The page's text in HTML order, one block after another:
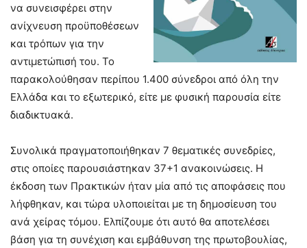
να συνεισφέρει στην
ανίχνευση προϋποθέσεων
και τρόπων για την
αντιμετώπισή του. Το
παρακολούθησαν περίπου 1.400 σύνεδροι από όλη την
Ελλάδα και το εξωτερικό, είτε με φυσική παρουσία είτε
διαδικτυακά.
Συνολικά πραγματοποιήθηκαν 7 θεματικές συνεδρίες,
στις οποίες παρουσιάστηκαν 37+1 ανακοινώσεις. Η
έκδοση των Πρακτικών ήταν μία από τις αποφάσεις που
λήφθηκαν, και τώρα υλοποιείται με τη δημοσίευση του
ανά χείρας τόμου. Ελπίζουμε ότι αυτό θα αποτελέσει
βάση για τη συνέχιση και εμβάθυνση της πρωτοβουλίας,